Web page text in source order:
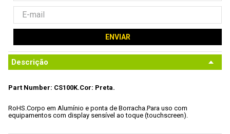
ENVIAR
Descrição
Part Number: CS100K.Cor: Preta.
RoHS.Corpo em Alumínio e ponta de Borracha.Para uso com
equipamentos com display sensível ao toque (touchscreen).